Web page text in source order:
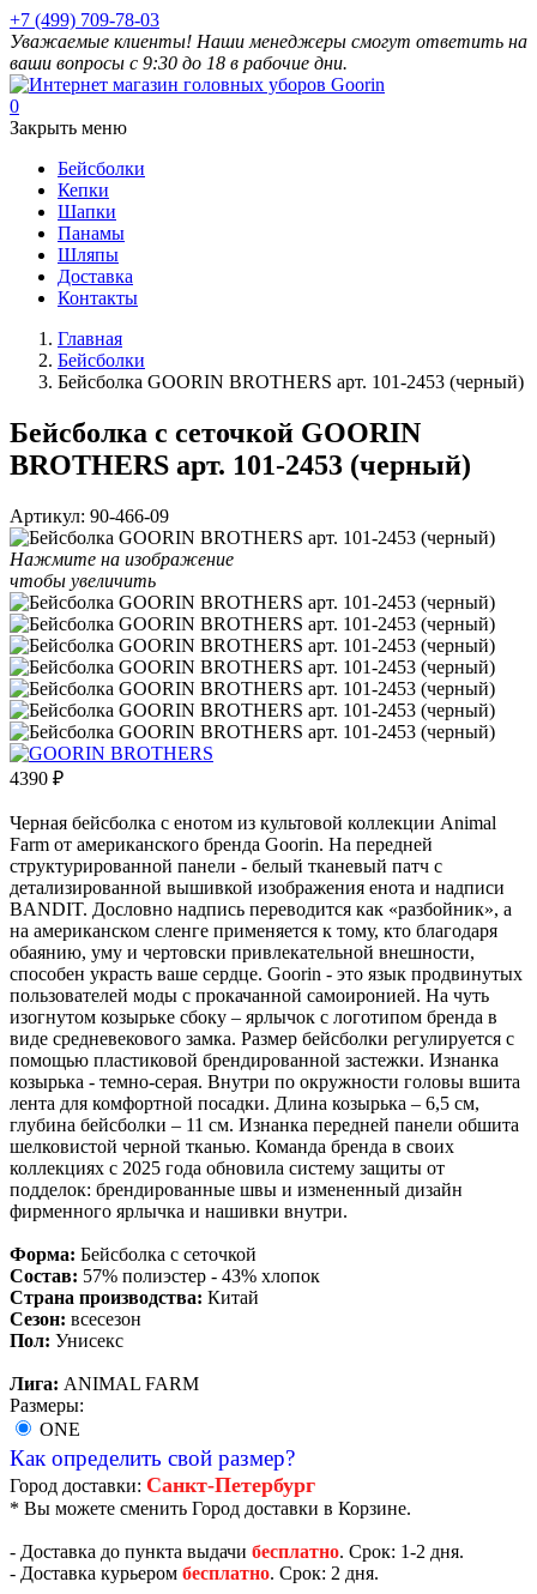
+7 (499) 709-78-03
Уважаемые клиенты! Наши менеджеры смогут ответить на
ваши вопросы с 9:30 до 18 в рабочие дни.
0
Закрыть меню
Бейсболки
Кепки
Шапки
Панамы
Шляпы
Доставка
Контакты
Главная
Бейсболки
Бейсболка GOORIN BROTHERS арт. 101-2453 (черный)
Бейсболка с сеточкой GOORIN
BROTHERS арт. 101-2453 (черный)
Артикул: 90-466-09
Нажмите на изображение
чтобы увеличить
4390 ₽
Черная бейсболка с енотом из культовой коллекции Animal
Farm от американского бренда Goorin. На передней
структурированной панели - белый тканевый патч с
детализированной вышивкой изображения енота и надписи
BANDIT. Дословно надпись переводится как «разбойник», а
на американском сленге применяется к тому, кто благодаря
обаянию, уму и чертовски привлекательной внешности,
способен украсть ваше сердце. Goorin - это язык продвинутых
пользователей моды с прокачанной самоиронией. На чуть
изогнутом козырьке сбоку – ярлычок с логотипом бренда в
виде средневекового замка. Размер бейсболки регулируется с
помощью пластиковой брендированной застежки. Изнанка
козырька - темно-серая. Внутри по окружности головы вшита
лента для комфортной посадки. Длина козырька – 6,5 см,
глубина бейсболки – 11 см. Изнанка передней панели обшита
шелковистой черной тканью. Команда бренда в своих
коллекциях с 2025 года обновила систему защиты от
подделок: брендированные швы и измененный дизайн
фирменного ярлычка и нашивки внутри.
Форма: Бейсболка с сеточкой
Состав: 57% полиэстер - 43% хлопок
Страна производства: Китай
Сезон: всесезон
Пол: Унисекс
Лига: ANIMAL FARM
Размеры:
ONE
Как определить свой размер?
Город доставки: Санкт-Петербург
* Вы можете сменить Город доставки в Корзине.
- Доставка до пункта выдачи бесплатно. Срок: 1-2 дня.
- Доставка курьером бесплатно. Срок: 2 дня.